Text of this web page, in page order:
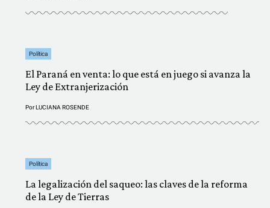
Política
El Paraná en venta: lo que está en juego si avanza la
Ley de Extranjerización
PorLUCIANA ROSENDE
Política
La legalización del saqueo: las claves de la reforma
de la Ley de Tierras